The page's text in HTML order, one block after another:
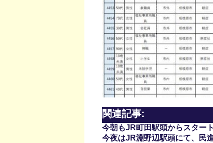
関連記事:
今朝もJR町田駅頭からスタート
今夜はJR淵野辺駅頭にて、民